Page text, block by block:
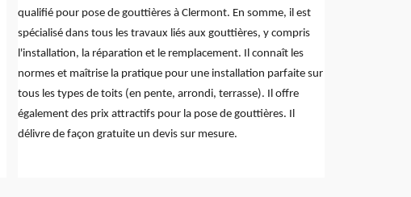
qualifié pour pose de gouttières à Clermont. En somme, il est
spécialisé dans tous les travaux liés aux gouttières, y compris
l'installation, la réparation et le remplacement. Il connaît les
normes et maîtrise la pratique pour une installation parfaite sur
tous les types de toits (en pente, arrondi, terrasse). Il offre
également des prix attractifs pour la pose de gouttières. Il
délivre de façon gratuite un devis sur mesure.